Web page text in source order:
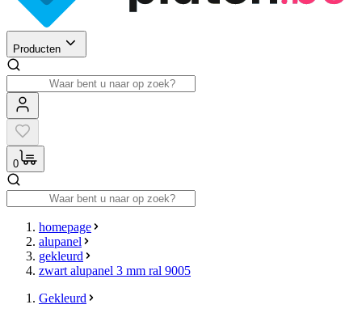
Producten
0
homepage
alupanel
gekleurd
zwart alupanel 3 mm ral 9005
Gekleurd